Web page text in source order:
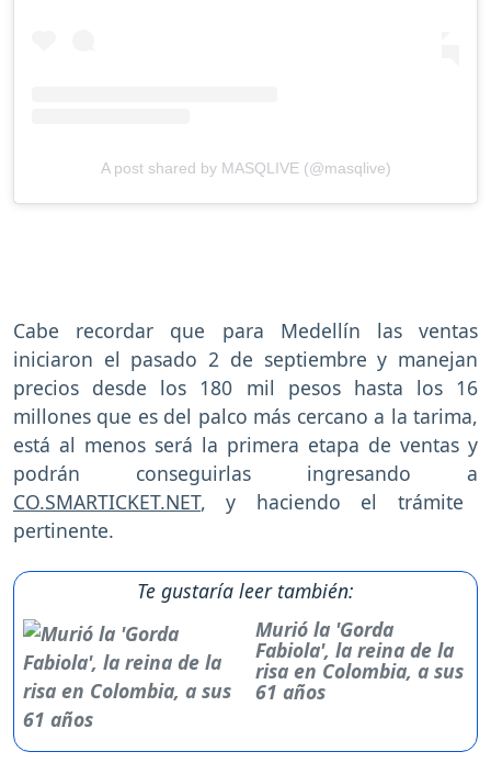
A post shared by MASQLIVE (@masqlive)
Cabe recordar que para Medellín las ventas
iniciaron el pasado 2 de septiembre y manejan
precios desde los 180 mil pesos hasta los 16
millones que es del palco más cercano a la tarima,
está al menos será la primera etapa de ventas y
podrán conseguirlas ingresando a
CO.SMARTICKET.NET, y haciendo el trámite
pertinente.
Te gustaría leer también:
Murió la 'Gorda
Fabiola', la reina de la
risa en Colombia, a sus
61 años